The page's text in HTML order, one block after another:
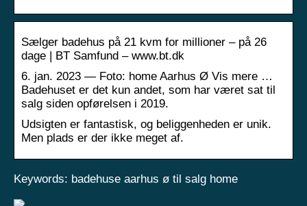
Sælger badehus på 21 kvm for millioner – på 26
dage | BT Samfund – www.bt.dk
6. jan. 2023 — Foto: home Aarhus Ø Vis mere …
Badehuset er det kun andet, som har været sat til
salg siden opførelsen i 2019.
Udsigten er fantastisk, og beliggenheden er unik.
Men plads er der ikke meget af.
Keywords: badehuse aarhus ø til salg home